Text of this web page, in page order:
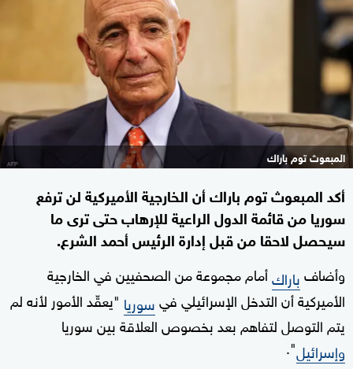
المبعوث توم باراك
أكد المبعوث توم باراك أن الخارجية الأميركية لن ترفع
سوريا من قائمة الدول الراعية للإرهاب حتى ترى ما
سيحصل لاحقا من قبل إدارة الرئيس أحمد الشرع.
وأضافباراكأمام مجموعة من الصحفيين في الخارجية
الأميركية أن التدخل الإسرائيلي فيسوريا "يعقّد الأمور لأنه لم
يتم التوصل لتفاهم بعد بخصوص العلاقة بين سوريا
وإسرائيل".